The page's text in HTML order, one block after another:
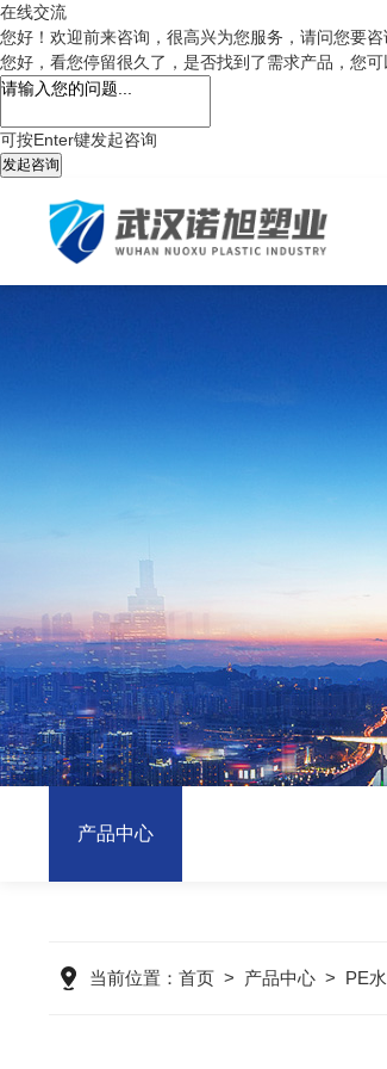
在线交流
您好！欢迎前来咨询，很高兴为您服务，请问您要咨
您好，看您停留很久了，是否找到了需求产品，您可
可按Enter键发起咨询
发起咨询
产品中心
当前位置： 首页> 产品中心> PE